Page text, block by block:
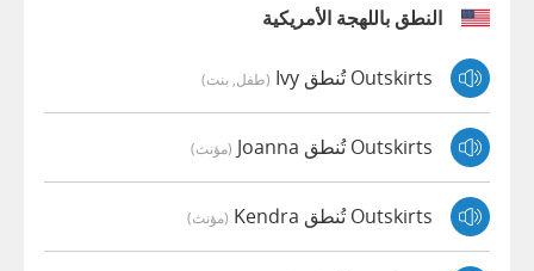
النطق باللهجة الأمريكية
Outskirts تُنطق Ivy (طفل, بنت)
Outskirts تُنطق Joanna (مؤنث)
Outskirts تُنطق Kendra (مؤنث)